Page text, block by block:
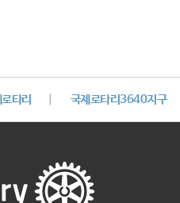
타리 국제로타리3640지구